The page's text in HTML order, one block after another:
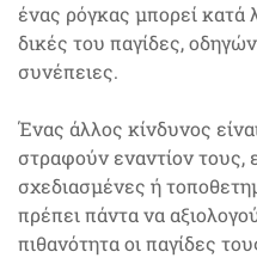
ένας ρόγκας μπορεί κατά
δικές του παγίδες,
συνέπειες.
Ένας άλλος κίνδυνος
στραφούν εναντίον τους,
σχεδιασμένες ή
πρέπει πάντα να
πιθανότητα οι παγίδες